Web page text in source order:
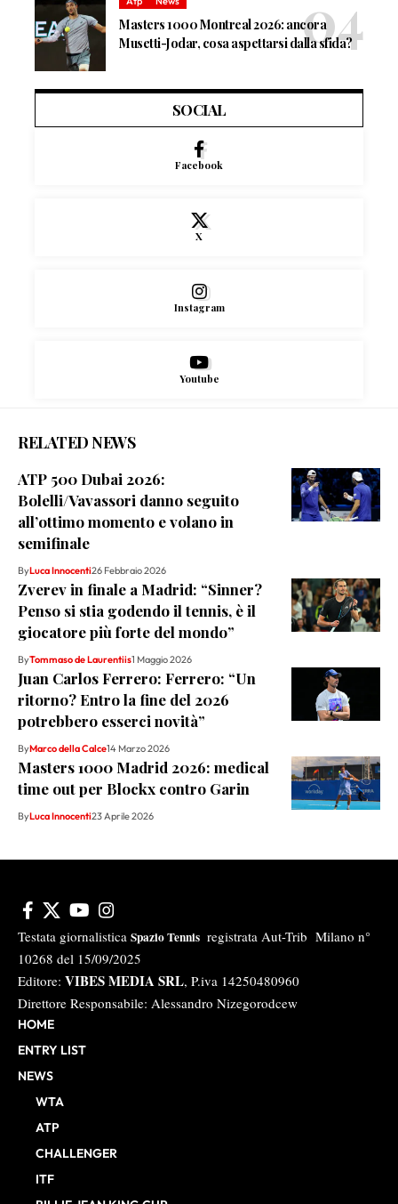
Masters 1000 Montreal 2026: ancora
Musetti-Jodar, cosa aspettarsi dalla sfida?
SOCIAL
Facebook
X
Instagram
Youtube
RELATED NEWS
ATP 500 Dubai 2026:
Bolelli/Vavassori danno seguito
all’ottimo momento e volano in
semifinale
ByLuca Innocenti26 Febbraio 2026
Zverev in finale a Madrid: “Sinner?
Penso si stia godendo il tennis, è il
giocatore più forte del mondo”
ByTommaso de Laurentiis1 Maggio 2026
Juan Carlos Ferrero: Ferrero: “Un
ritorno? Entro la fine del 2026
potrebbero esserci novità”
ByMarco della Calce14 Marzo 2026
Masters 1000 Madrid 2026: medical
time out per Blockx contro Garin
ByLuca Innocenti23 Aprile 2026
Testata giornalistica Spazio Tennis registrata Aut-Trib Milano n°
10268 del 15/09/2025
Editore: VIBES MEDIA SRL, P.iva 14250480960
Direttore Responsabile: Alessandro Nizegorodcew
HOME
ENTRY LIST
NEWS
WTA
ATP
CHALLENGER
ITF